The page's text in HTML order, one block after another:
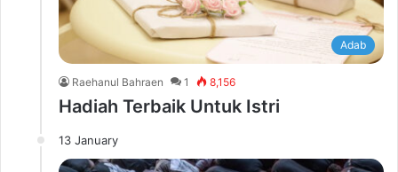
Adab
Raehanul Bahraen 1 8,156
Hadiah Terbaik Untuk Istri
13 January